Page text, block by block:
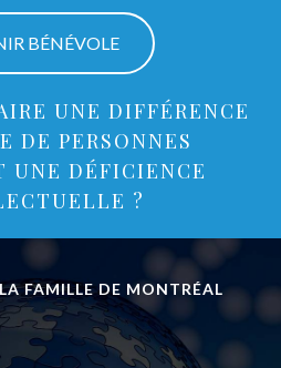
BÉNÉVOLE
UNE DIFFÉRENCE
DE PERSONNES
UNE DÉFICIENCE
?
FAMILLE DE MONTRÉAL